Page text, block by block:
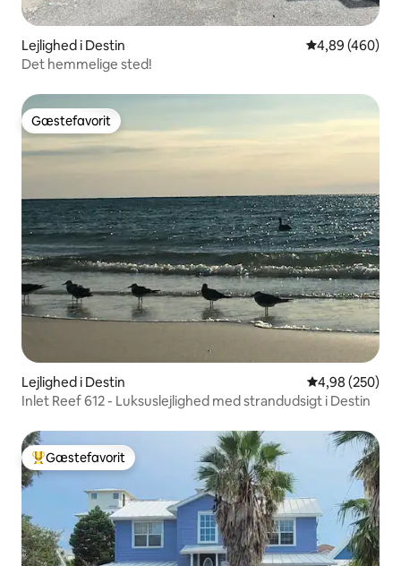
Lejlighed i Destin 4,89 ud af 5 i
4,89 (460)
Det hemmelige sted!
Gæstefavorit
Gæstefavorit
Lejlighed i Destin 4,98 ud af 5 i
4,98 (250)
Inlet Reef 612 - Luksuslejlighed med strandudsigt i Destin
Bedste gæstefavorit
Gæstefavorit